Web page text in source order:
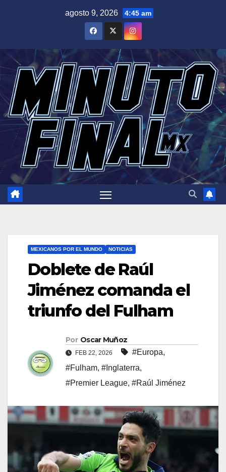
agosto 9, 2026 4:45 am
MEXICANOS POR EL MUNDO NOTICIAS
Doblete de Raúl
Jiménez comanda el
triunfo del Fulham
Por Oscar Muñoz
FEB 22, 2026 #Europa,
#Fulham, #Inglaterra,
#Premier League, #Raúl Jiménez